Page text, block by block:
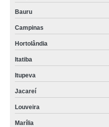
Bauru
Campinas
Hortolândia
Itatiba
Itupeva
Jacareí
Louveira
Marília